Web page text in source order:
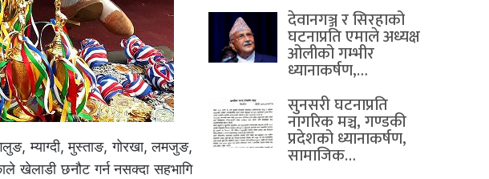
म्याग्दी, मुस्ताङ, गोरखा, लमजुङ,
खेलाडी छनौट गर्न नसक्दा सहभागि
देवानगञ्ज र सिरहाको
घटनाप्रति एमाले अध्यक्ष
ओलीको गम्भीर
ध्यानाकर्षण,…
सुनसरी घटनाप्रति
नागरिक मञ्च, गण्डकी
प्रदेशको ध्यानाकर्षण,
सामाजिक…